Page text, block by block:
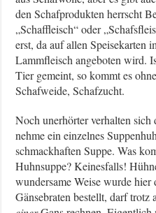
den Schafprodukten herrscht
„Schaffleisch“ oder
erst, da auf allen Speisekarten
Lammfleisch angeboten wird.
Tier gemeint, so kommt es
Schafweide, Schafzucht.
Noch unerhörter verhalten
nehme ein einzelnes
schmackhaften Suppe. Was
Huhnsuppe? Keinesfalls!
wundersame Weise wurde
Gänsebraten bestellt, darf